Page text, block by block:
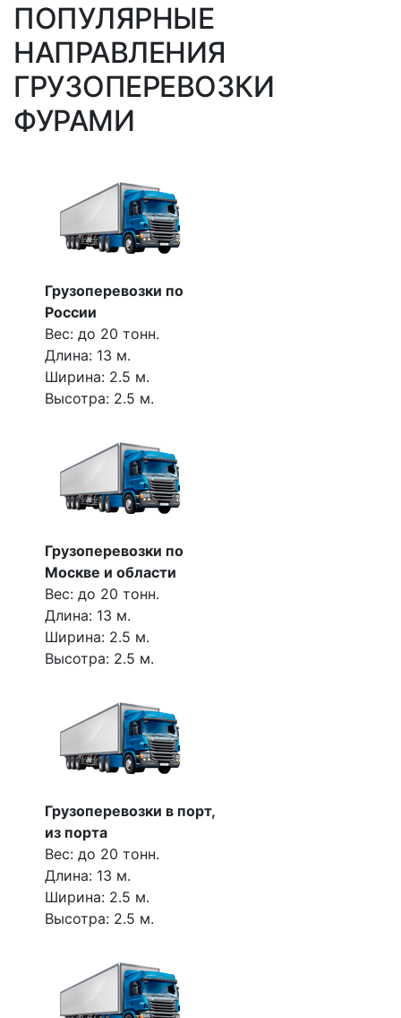
ПОПУЛЯРНЫЕ
НАПРАВЛЕНИЯ
ГРУЗОПЕРЕВОЗКИ
ФУРАМИ
Грузоперевозки по
России
Вес: до 20 тонн.
Длина: 13 м.
Ширина: 2.5 м.
Высотра: 2.5 м.
Грузоперевозки по
Москве и области
Вес: до 20 тонн.
Длина: 13 м.
Ширина: 2.5 м.
Высотра: 2.5 м.
Грузоперевозки в порт,
из порта
Вес: до 20 тонн.
Длина: 13 м.
Ширина: 2.5 м.
Высотра: 2.5 м.